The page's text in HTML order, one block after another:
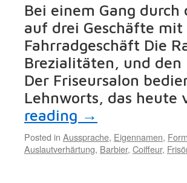
Bei einem Gang
auf drei Geschäfte
Fahrradgeschäft Die
Brezialitäten, und den
Der Friseursalon
Lehnworts, das
reading →
Posted in Aussprache, Eigennamen,
Auslautverhärtung, Barbier, Coiffeur,